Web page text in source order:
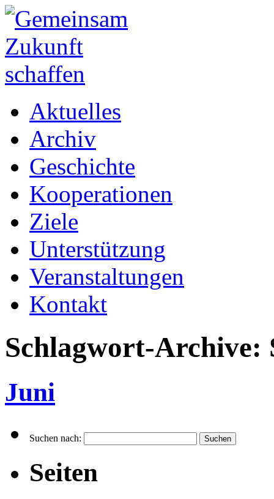
Aktuelles
Archiv
Geschichte
Kooperationen
Ziele
Unterstützung
Veranstaltungen
Kontakt
Schlagwort-Archive:
Juni
Suchen nach:
Seiten